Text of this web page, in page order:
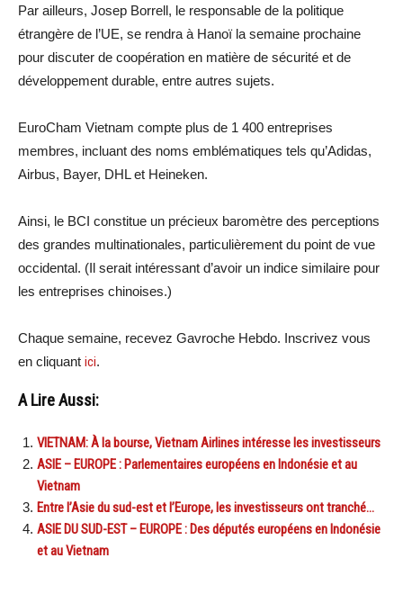
Par ailleurs, Josep Borrell, le responsable de la politique
étrangère de l’UE, se rendra à Hanoï la semaine prochaine
pour discuter de coopération en matière de sécurité et de
développement durable, entre autres sujets.
EuroCham Vietnam compte plus de 1 400 entreprises
membres, incluant des noms emblématiques tels qu’Adidas,
Airbus, Bayer, DHL et Heineken.
Ainsi, le BCI constitue un précieux baromètre des perceptions
des grandes multinationales, particulièrement du point de vue
occidental. (Il serait intéressant d’avoir un indice similaire pour
les entreprises chinoises.)
Chaque semaine, recevez Gavroche Hebdo. Inscrivez vous
en cliquant ici.
A Lire Aussi:
VIETNAM: À la bourse, Vietnam Airlines intéresse les investisseurs
ASIE – EUROPE : Parlementaires européens en Indonésie et au
Vietnam
Entre l’Asie du sud-est et l’Europe, les investisseurs ont tranché…
ASIE DU SUD-EST – EUROPE : Des députés européens en Indonésie
et au Vietnam